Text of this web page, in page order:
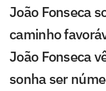
João Fonseca
caminho
João Fonseca
sonha ser